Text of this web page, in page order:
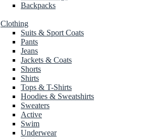
Backpacks
Clothing
Suits & Sport Coats
Pants
Jeans
Jackets & Coats
Shorts
Shirts
Tops & T-Shirts
Hoodies & Sweatshirts
Sweaters
Active
Swim
Underwear